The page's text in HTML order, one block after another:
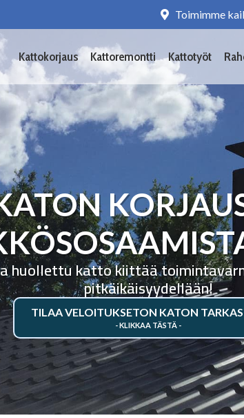
Toimimme
Kattokorjaus Kattoremontti Kattotyöt
huollettu katto kiittää
pitkäikäisyydellään!
TILAA VELOITUKSETON KATON